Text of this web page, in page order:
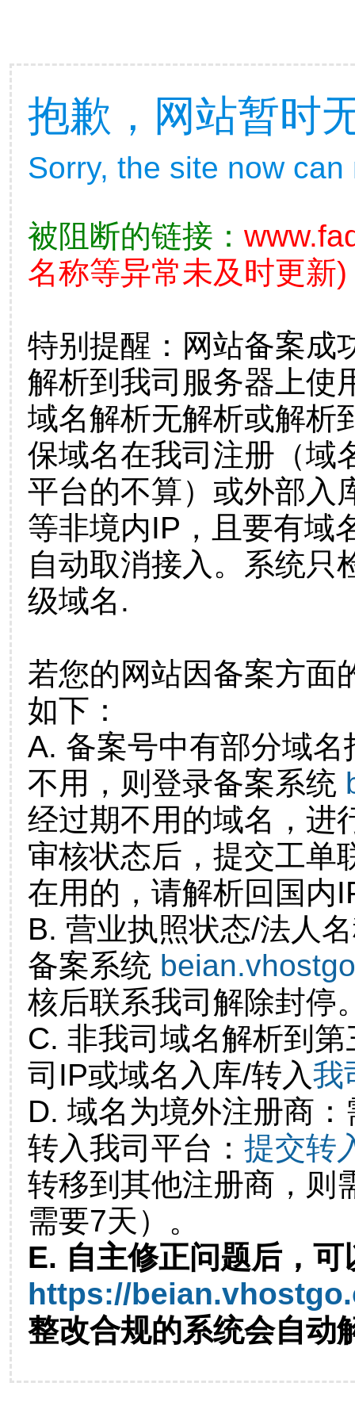
抱歉，网站暂时
Sorry, the site now
被阻断的链接：
名称等异常未及时更新)
特别提醒：网站备案成
解析到我司服务器上使
域名解析无解析或解析
保域名在我司注册（域
平台的不算）或外部入
等非境内IP，且要有域
自动取消接入。系统只
级域名.
若您的网站因备案方面
如下：
A. 备案号中有部分域
不用，则登录备案系统
经过期不用的域名，进
审核状态后，提交工单
在用的，请解析回国内
B. 营业执照状态/法人
备案系统
核后联系我司解除封停
C. 非我司域名解析到
司IP或域名入库/转入我
D. 域名为境外注册商
转入我司平台： 提交转
转移到其他注册商，则
需要7天）。
E. 自主修正问题后，可
https://
整改合规的系统会自动